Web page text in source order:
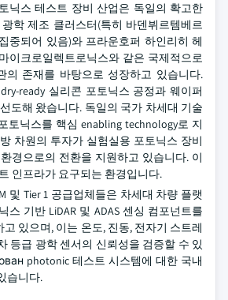
닉스 테스트 장비 산업은 독일의 확고한
학 제조 클러스터(특히 바덴뷔르템베르
중되어 있음)와 프라운호퍼 하인리히 헤
이크로일렉트로닉스와 같은 국제적으로
의 존재를 바탕으로 성장하고 있습니다.
ready 실리콘 포토닉스 공정과 웨이퍼
도해 왔습니다. 독일의 국가 차세대 기술
토닉스를 핵심 enabling technology로 지
차원의 투자가 실험실용 포토닉스 장비
경으로의 전환을 지원하고 있습니다. 이
인프라가 요구되는 환경입니다.
및 Tier 1 공급업체들은 차세대 차량 플랫
스 기반 LiDAR 및 ADAS 센싱 컴포넌트를
있으며, 이는 온도, 진동, 전자기 스트레
등급 광학 센서의 신뢰성을 검증할 수 있
photonic 테스트 시스템에 대한 국내
습니다.